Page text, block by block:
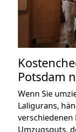
Potsdam
Wenn Sie
Laligurans,
verschiedenen
Umzugsguts,